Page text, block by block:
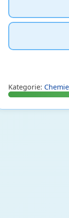
Kategorie: Chemie